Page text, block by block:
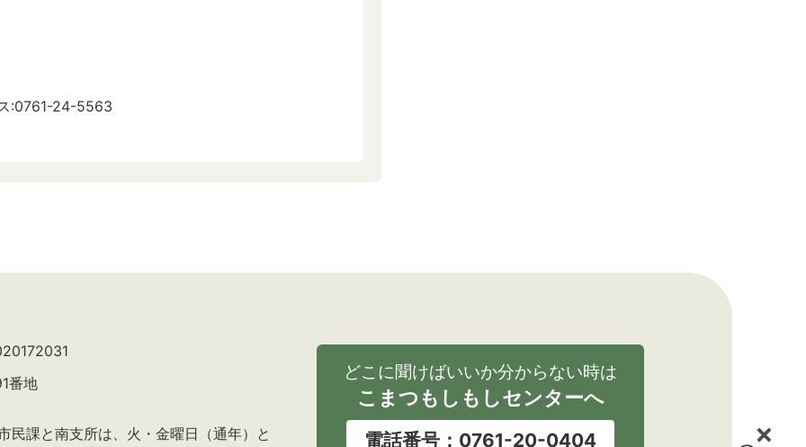
:0761-24-5563
番地
民課と南支所は、火・金曜日（通年）と
どこに聞けばいいか分からない時は
こまつもしもしセンターへ
電話番号：0761-20-0404